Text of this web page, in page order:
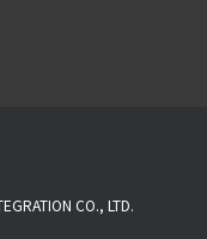
CO., LTD.